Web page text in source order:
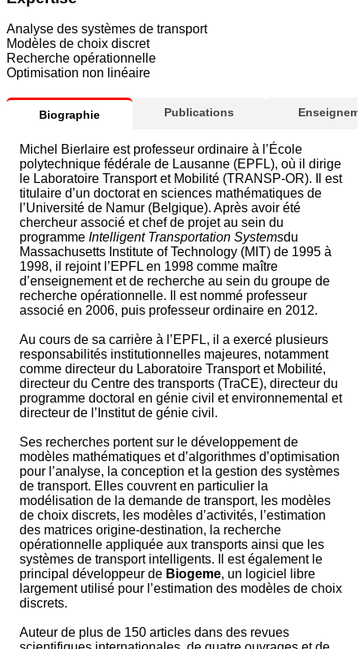
Analyse des systèmes de transport
Modèles de choix discret
Recherche opérationnelle
Optimisation non linéaire
Biographie Publications
Michel Bierlaire est professeur ordinaire à l’École
polytechnique fédérale de Lausanne (EPFL), où il dirige
le Laboratoire Transport et Mobilité (TRANSP-OR). Il est
titulaire d’un doctorat en sciences mathématiques de
l’Université de Namur (Belgique). Après avoir été
chercheur associé et chef de projet au sein du
programme Intelligent Transportation Systemsdu
Massachusetts Institute of Technology (MIT) de 1995 à
1998, il rejoint l’EPFL en 1998 comme maître
d’enseignement et de recherche au sein du groupe de
recherche opérationnelle. Il est nommé professeur
associé en 2006, puis professeur ordinaire en 2012.
Au cours de sa carrière à l’EPFL, il a exercé plusieurs
responsabilités institutionnelles majeures, notamment
comme directeur du Laboratoire Transport et Mobilité,
directeur du Centre des transports (TraCE), directeur du
programme doctoral en génie civil et environnemental et
directeur de l’Institut de génie civil.
Ses recherches portent sur le développement de
modèles mathématiques et d’algorithmes d’optimisation
pour l’analyse, la conception et la gestion des systèmes
de transport. Elles couvrent en particulier la
modélisation de la demande de transport, les modèles
de choix discrets, les modèles d’activités, l’estimation
des matrices origine-destination, la recherche
opérationnelle appliquée aux transports ainsi que les
systèmes de transport intelligents. Il est également le
principal développeur de Biogeme, un logiciel libre
largement utilisé pour l’estimation des modèles de choix
discrets.
Auteur de plus de 150 articles dans des revues